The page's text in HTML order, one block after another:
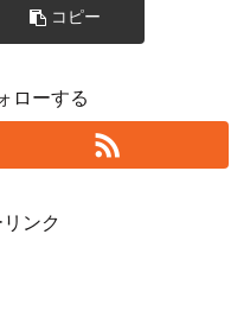
コピー
ローする
ンク